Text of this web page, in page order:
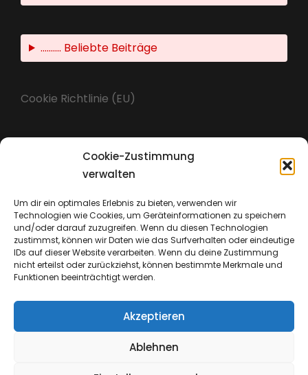
Cookie-Zustimmung
verwalten
Um dir ein optimales Erlebnis zu bieten, verwenden wir
Technologien wie Cookies, um Geräteinformationen zu speichern
und/oder darauf zuzugreifen. Wenn du diesen Technologien
zustimmst, können wir Daten wie das Surfverhalten oder eindeutige
IDs auf dieser Website verarbeiten. Wenn du deine Zustimmung
nicht erteilst oder zurückziehst, können bestimmte Merkmale und
Funktionen beeinträchtigt werden.
Akzeptieren
Ablehnen
.......... Beliebte Beiträge
Cookie Richtlinie (EU)
Datenschutz